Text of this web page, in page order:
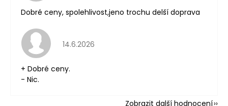
Dobré ceny, spolehlivost,jeno trochu delší doprava
Hodnocení obchodu je 5 z 5 hvězdiček.
14.6.2026
+ Dobré ceny.
- Nic.
Zobrazit další hodnocení